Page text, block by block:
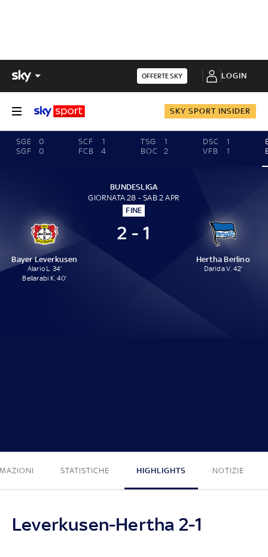
OFFERTE SKY LOGIN
SKY SPORT INSIDER
SGE
0
SGF
0
SCF
1
FCB
4
TSG
1
BOC
2
DSC
1
VFB
1
BUNDESLIGA
GIORNATA 28 - SAB 2 APR
FINE
Bayer Leverkusen
Alario L. 34'
Bellarabi K. 40'
2 - 1
Hertha Berlino
Darida V. 42'
STATISTICHE HIGHLIGHTS NOTIZIE
Leverkusen-Hertha 2-1